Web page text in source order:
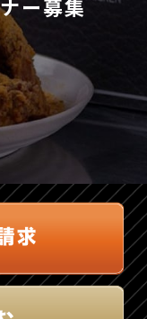
ー募集